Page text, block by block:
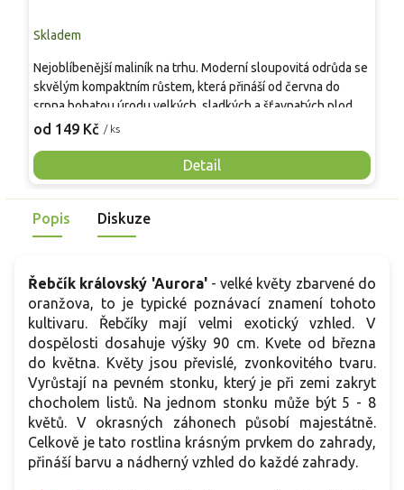
Skladem
od 149 Kč / ks
Detail
Nejoblíbenější maliník na trhu. Moderní sloupovitá odrůda se
skvělým kompaktním růstem, která přináší od června do
srpna bohatou úrodu velkých, sladkých a šťavnatých plodů.
Pevné vzpřímené výhony tvoří elegantní habitus bez
Mrazuvzdornost do −25 °C a spolehlivá vitalita z něj dělají
skvělou volbu pro každého pěstitele.
Popis Diskuze
Řebčík královský 'Aurora'- velké květy zbarvené do
oranžova, to je typické poznávací znamení tohoto
kultivaru. Řebčíky mají velmi exotický vzhled. V
dospělosti dosahuje výšky 90 cm. Kvete od března
do května. Květy jsou převislé, zvonkovitého tvaru.
Vyrůstají na pevném stonku, který je při zemi zakryt
chocholem listů. Na jednom stonku může být 5 - 8
květů. V okrasných záhonech působí majestátně.
Celkově je tato rostlina krásným prvkem do zahrady,
přináší barvu a nádherný vzhled do každé zahrady.